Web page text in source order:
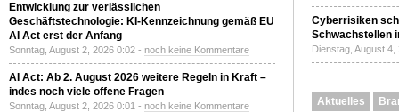
Entwicklung zur verlässlichen
Geschäftstechnologie: KI-Kennzeichnung gemäß EU
AI Act erst der Anfang
Sonntag, August 2, 2026 0:02 - noch keine Kommentare
AI Act: Ab 2. August 2026 weitere Regeln in Kraft –
indes noch viele offene Fragen
Sonntag, August 2, 2026 0:01 - noch keine Kommentare
Cyberrisiken
Schwachstellen
Dienstag, August
Aktuelles